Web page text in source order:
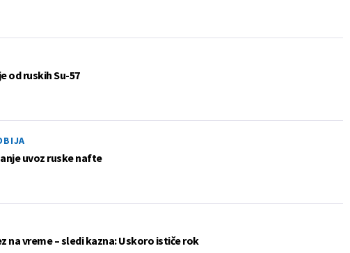
od ruskih Su-57
uvoz ruske nafte
na vreme – sledi kazna: Uskoro ističe rok